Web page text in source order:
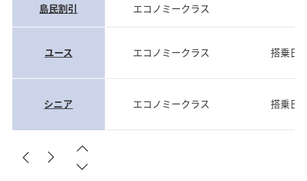
島民割引 エコノミークラス
ユース エコノミークラス 搭乗日
シニア エコノミークラス 搭乗日